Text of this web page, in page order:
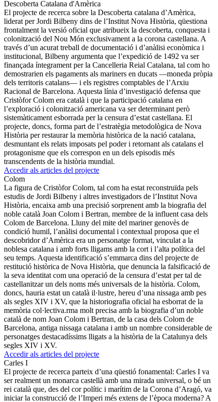
Descoberta Catalana d'Amèrica
El projecte de recerca sobre la Descoberta catalana d’Amèrica,
liderat per Jordi Bilbeny dins de l’Institut Nova Història, qüestiona
frontalment la versió oficial que atribueix la descoberta, conquesta i
colonització del Nou Món exclusivament a la corona castellana. A
través d’un acurat treball de documentació i d’anàlisi econòmica i
institucional, Bilbeny argumenta que l’expedició de 1492 va ser
finançada íntegrament per la Cancelleria Reial Catalana, tal com ho
demostrarien els pagaments als mariners en ducats —moneda pròpia
dels territoris catalans— i els registres comptables de l’Arxiu
Racional de Barcelona. Aquesta línia d’investigació defensa que
Cristòfor Colom era català i que la participació catalana en
l’exploració i colonització americana va ser determinant però
sistemàticament esborrada per la censura d’estat castellana. El
projecte, doncs, forma part de l’estratègia metodològica de Nova
Història per restaurar la memòria històrica de la nació catalana,
desmuntant els relats imposats pel poder i retornant als catalans el
protagonisme que els correspon en un dels episodis més
transcendents de la història mundial.
Accedir als articles del projecte
Colom
La figura de Cristòfor Colom, tal com ha estat reconstruïda pels
estudis de Jordi Bilbeny i altres investigadors de l’Institut Nova
Història, encaixa amb una precisió sorprenent amb la biografia del
noble català Joan Colom i Bertran, membre de la influent casa dels
Colom de Barcelona. Lluny del mite del mariner genovès de
condició humil, l’anàlisi documental i contextual proposa que el
descobridor d’Amèrica era un personatge format, vinculat a la
noblesa catalana i amb forts lligams amb la cort i l’alta política del
seu temps. Aquesta identificació s’emmarca dins del projecte de
restitució històrica de Nova Història, que denuncia la falsificació de
la seva identitat com una operació de la censura d’estat per tal de
castellanitzar un dels noms més universals de la història. Colom,
doncs, hauria estat un català il·lustre, hereu d’una nissaga amb pes
als segles XIV i XV, que la historiografia oficial ha esborrat de la
memòria col·lectiva.rma molt precisa amb la biografia d’un noble
català de nom Joan Colom i Bertran, de la casa dels Colom de
Barcelona, antiga nissaga catalana i amb un nombre considerable de
personatges destacadíssims lligats a la història de la Catalunya dels
segles XIV i XV.
Accedir als articles del projecte
Carles I
El projecte de recerca parteix d’una qüestió fonamental: Carles I va
ser realment un monarca castellà amb una mirada universal, o bé un
rei català que, des del cor polític i marítim de la Corona d’Aragó, va
iniciar la construcció de l’Imperi més extens de l’època moderna? A